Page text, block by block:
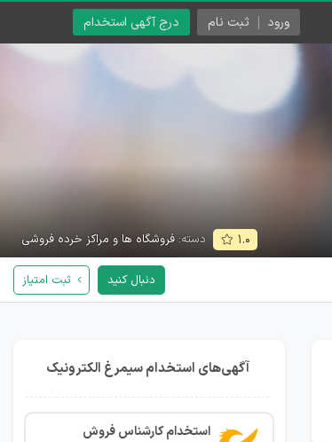
درج آگهی استخدام ورود ثبت نام
۱.۰ دسته: فروشگاه ها و مراکز خرده فروشی
دنبال کنید ثبت امتیاز
آگهی‌های استخدام سیمرغ الکترونیک
استخدام کارشناس فروش